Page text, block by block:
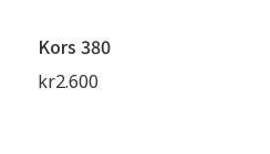
Kors 380
kr2.600